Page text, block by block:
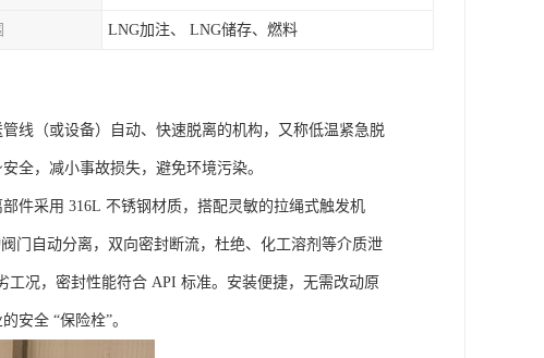
LNG加注、 LNG储存、燃料
线（或设备）自动、快速脱离的机构，又称低温紧急脱
全，减小事故损失，避免环境污染。
件采用 316L 不锈钢材质，搭配灵敏的拉绳式触发机
门自动分离，双向密封断流，杜绝、化工溶剂等介质泄
况，密封性能符合 API 标准。安装便捷，无需改动原
安全 “保险栓”。